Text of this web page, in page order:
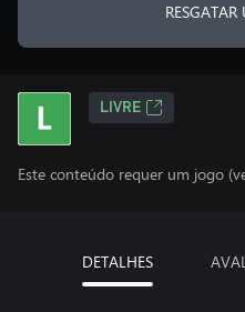
LIVRE
Este conteúdo requer um jogo
DETALHES